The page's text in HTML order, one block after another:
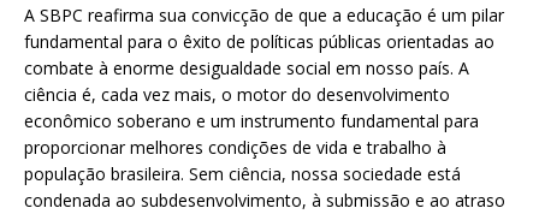
A SBPC reafirma sua convicção de que a educação é um pilar
fundamental para o êxito de políticas públicas orientadas ao
combate à enorme desigualdade social em nosso país. A
ciência é, cada vez mais, o motor do desenvolvimento
econômico soberano e um instrumento fundamental para
proporcionar melhores condições de vida e trabalho à
população brasileira. Sem ciência, nossa sociedade está
condenada ao subdesenvolvimento, à submissão e ao atraso